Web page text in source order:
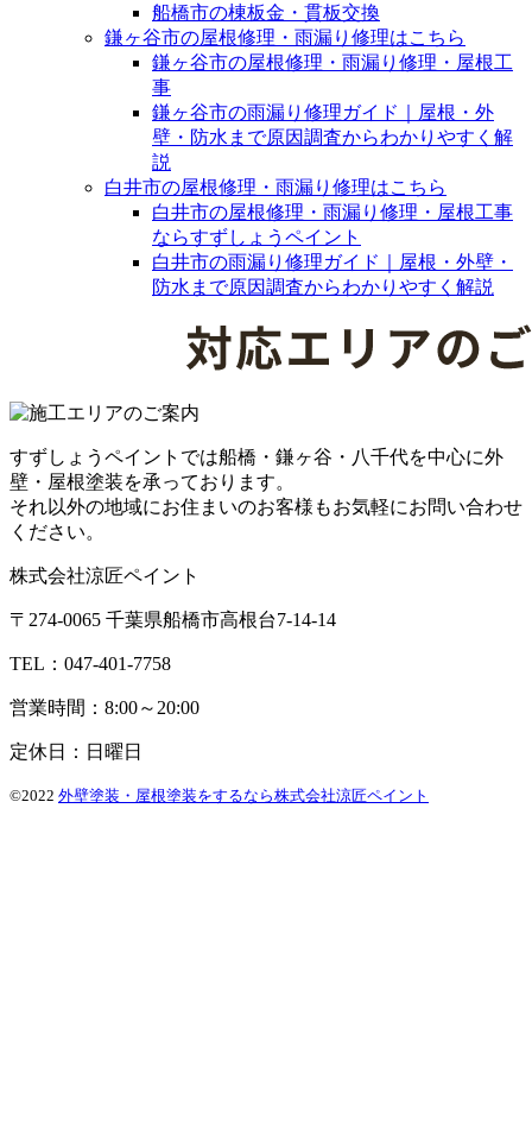
船橋市の棟板金・貫板交換
鎌ヶ谷市の屋根修理・雨漏り修理はこちら
鎌ヶ谷市の屋根修理・雨漏り修理・屋根工
事
鎌ヶ谷市の雨漏り修理ガイド｜屋根・外
壁・防水まで原因調査からわかりやすく解
説
白井市の屋根修理・雨漏り修理はこちら
白井市の屋根修理・雨漏り修理・屋根工事
ならすずしょうペイント
白井市の雨漏り修理ガイド｜屋根・外壁・
防水まで原因調査からわかりやすく解説
すずしょうペイントでは船橋・鎌ヶ谷・八千代を中心に外
壁・屋根塗装を承っております。
それ以外の地域にお住まいのお客様もお気軽にお問い合わせ
ください。
株式会社涼匠ペイント
〒274-0065 千葉県船橋市高根台7-14-14
TEL：047-401-7758
営業時間：8:00～20:00
定休日：日曜日
©2022 外壁塗装・屋根塗装をするなら株式会社涼匠ペイント